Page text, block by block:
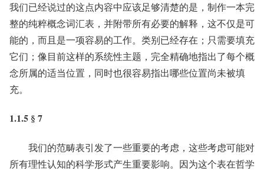
我们已经说过的这点内容中应该足够清楚的是，制作一本完
整的纯粹概念词汇表，并附带所有必要的解释，这不仅是可
能的，而且是一项容易的工作。类别已经存在；只需要填充
它们；像目前这样的系统性主题，完全精确地指出了每个概
念所属的适当位置，同时也很容易指出哪些位置尚未被填
充。
1.1.5 § 7
我们的范畴表引发了一些重要的考虑，这些考虑可能对
所有理性认知的科学形式产生重要影响。因为这个表在哲学